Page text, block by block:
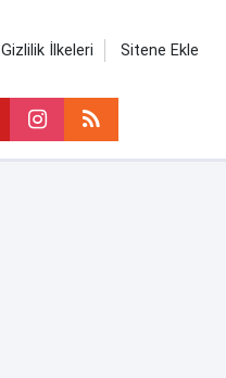
Gizlilik İlkeleri Sitene Ekle